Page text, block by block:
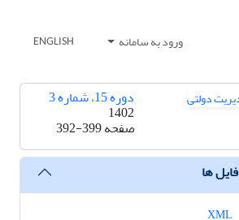
ورود به سامانه ENGLISH
دوره 15، شماره 3
1402
صفحه392-399
فایل ها